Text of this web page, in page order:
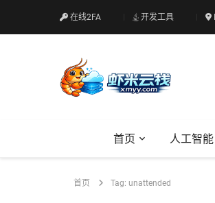
在线2FA 开发工具
首页 人工智能
首页 Tag: unattended